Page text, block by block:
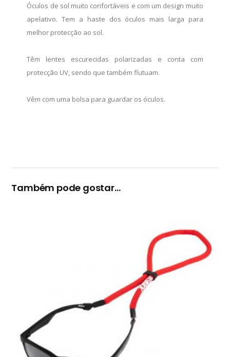
Óculos de sol muito confortáveis e com um design muito
apelativo. Tem a haste dos óculos mais larga para
melhor protecção ao sol.
Têm lentes escurecidas polarizadas e conta com
protecção UV, sendo que também flutuam.
Vêm com uma bolsa para guardar os óculos.
Também pode gostar…